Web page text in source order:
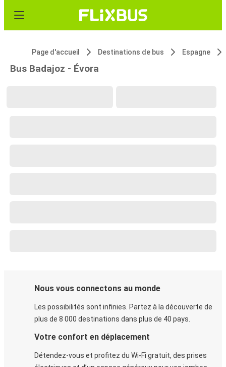
Page d'accueil Destinations de bus Espagne
Bus Badajoz - Évora
Nous vous connectons au monde
Les possibilités sont infinies. Partez à la découverte de
plus de 8 000 destinations dans plus de 40 pays.
Votre confort en déplacement
Détendez-vous et profitez du Wi-Fi gratuit, des prises